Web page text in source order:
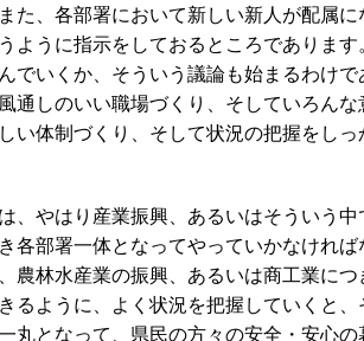
た、各部署において新しい新人が配属
ように指示をしておるところでありま
でいくか、そういう議論も始まるわけ
通しのいい職場づくり、そしていろん
い体制づくり、そして状況の把握をし
、やはり産業振興、あるいはそういう
各部署一体となってやっていかなけれ
農林水産業の振興、あるいは商工業に
るように、よく状況を把握していくと
丸となって、県民の方々の安全・安心